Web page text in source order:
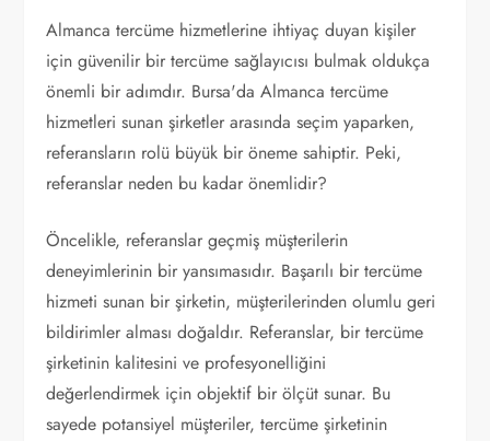
Almanca tercüme hizmetlerine ihtiyaç duyan kişiler
için güvenilir bir tercüme sağlayıcısı bulmak oldukça
önemli bir adımdır. Bursa'da Almanca tercüme
hizmetleri sunan şirketler arasında seçim yaparken,
referansların rolü büyük bir öneme sahiptir. Peki,
referanslar neden bu kadar önemlidir?
Öncelikle, referanslar geçmiş müşterilerin
deneyimlerinin bir yansımasıdır. Başarılı bir tercüme
hizmeti sunan bir şirketin, müşterilerinden olumlu geri
bildirimler alması doğaldır. Referanslar, bir tercüme
şirketinin kalitesini ve profesyonelliğini
değerlendirmek için objektif bir ölçüt sunar. Bu
sayede potansiyel müşteriler, tercüme şirketinin